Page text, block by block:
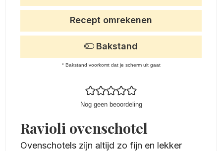
Nog geen beoordeling
Recept omrekenen
Bakstand
* Bakstand voorkomt dat je scherm uit gaat
Ravioli ovenschotel
Ovenschotels zijn altijd zo fijn en lekker